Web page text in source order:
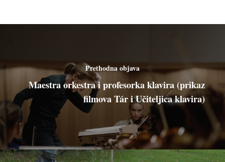
Prethodna objava
Maestra orkestra i profesorka klavira (prikaz
filmova Tár i Učiteljica klavira)